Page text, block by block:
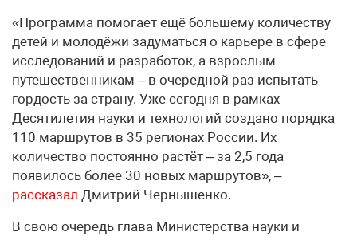
«Программа помогает ещё большему количеству
детей и молодёжи задуматься о карьере в сфере
исследований и разработок, а взрослым
путешественникам – в очередной раз испытать
гордость за страну. Уже сегодня в рамках
Десятилетия науки и технологий создано порядка
110 маршрутов в 35 регионах России. Их
количество постоянно растёт – за 2,5 года
появилось более 30 новых маршрутов», –
рассказал Дмитрий Чернышенко.
В свою очередь глава Министерства науки и